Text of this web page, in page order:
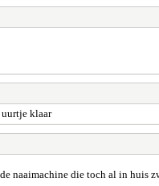
uurtje klaar
naaimachine die toch al in huis